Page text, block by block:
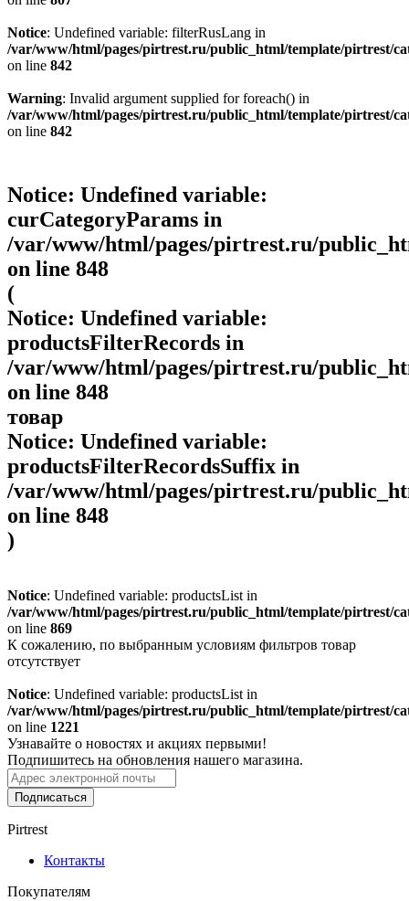
Notice: Undefined variable: filterRusLang in
/var/www/html/pages/pirtrest.ru/public_html/template/pirtrest/
on line 842
Warning: Invalid argument supplied for foreach() in
/var/www/html/pages/pirtrest.ru/public_html/template/pirtrest/
on line 842
Notice: Undefined variable:
curCategoryParams in
/var/www/html/pages/pirtrest.ru/
on line 848
(
Notice: Undefined variable:
productsFilterRecords in
/var/www/html/pages/pirtrest.ru/
on line 848
товар
Notice: Undefined variable:
productsFilterRecordsSuffix in
/var/www/html/pages/pirtrest.ru/
on line 848
)
Notice: Undefined variable: productsList in
/var/www/html/pages/pirtrest.ru/public_html/template/pirtrest/
on line 869
К сожалению, по выбранным условиям фильтров товар
отсутствует
Notice: Undefined variable: productsList in
/var/www/html/pages/pirtrest.ru/public_html/template/pirtrest/
on line 1221
Узнавайте о новостях и акциях первыми!
Подпишитесь на обновления нашего магазина.
Подписаться
Pirtrest
Контакты
Покупателям